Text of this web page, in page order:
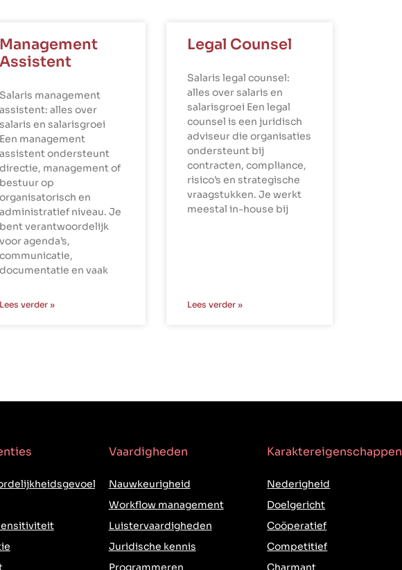
Management
Assistent
Salaris management
assistent: alles over
salaris en salarisgroei
Een management
assistent ondersteunt
directie, management of
bestuur op
organisatorisch en
administratief niveau. Je
bent verantwoordelijk
voor agenda’s,
communicatie,
documentatie en vaak
Lees verder »
Legal Counsel
Salaris legal counsel:
alles over salaris en
salarisgroei Een legal
counsel is een juridisch
adviseur die organisaties
ondersteunt bij
contracten, compliance,
risico’s en strategische
vraagstukken. Je werkt
meestal in-house bij
Lees verder »
Vaardigheden
Nauwkeurigheid
Workflow management
Luistervaardigheden
Juridische kennis
Programmeren
Karaktereigenschappen
Nederigheid
Doelgericht
Coöperatief
Competitief
Charmant